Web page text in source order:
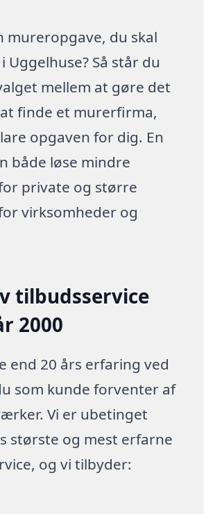
mureropgave, du skal
Uggelhuse? Så står du
mellem at gøre det
finde et murerfirma,
opgaven for dig. En
både løse mindre
private og større
virksomheder og
tilbudsservice
2000
end 20 års erfaring ved
som kunde forventer af
Vi er ubetinget
største og mest erfarne
og vi tilbyder: